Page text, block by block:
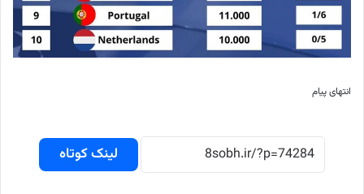
انتهای پیام
لینک کوتاه